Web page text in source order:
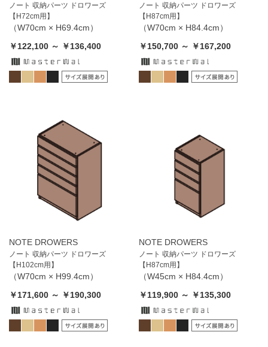
ノート 収納パーツ ドロワーズ
【H72cm用】
（W70cm × H69.4cm）
￥122,100 ～ ￥136,400
ノート 収納パーツ ドロワーズ
【H87cm用】
（W70cm × H84.4cm）
￥150,700 ～ ￥167,200
NOTE DROWERS
ノート 収納パーツ ドロワーズ
【H102cm用】
（W70cm × H99.4cm）
￥171,600 ～ ￥190,300
NOTE DROWERS
ノート 収納パーツ ドロワーズ
【H87cm用】
（W45cm × H84.4cm）
￥119,900 ～ ￥135,300